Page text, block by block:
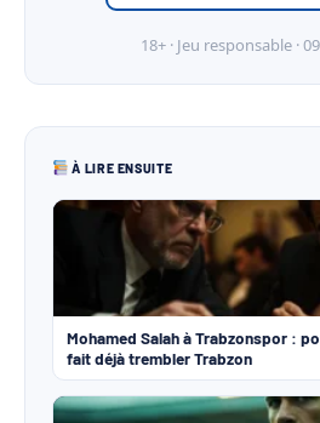
18+ · Jeu responsable ·
À LIRE ENSUITE
Mohamed Salah à Trabzonspor :
fait déjà trembler Trabzon